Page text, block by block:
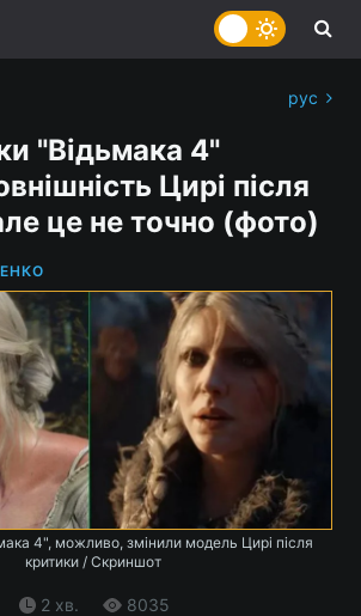
рус
"Відьмака 4"
Цирі після
це не точно (фото)
4", можливо, змінили модель Цирі після
критики / Скриншот
2 хв. 8035